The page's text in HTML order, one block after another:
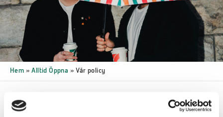
Hem »Alltid Öppna »Vår policy